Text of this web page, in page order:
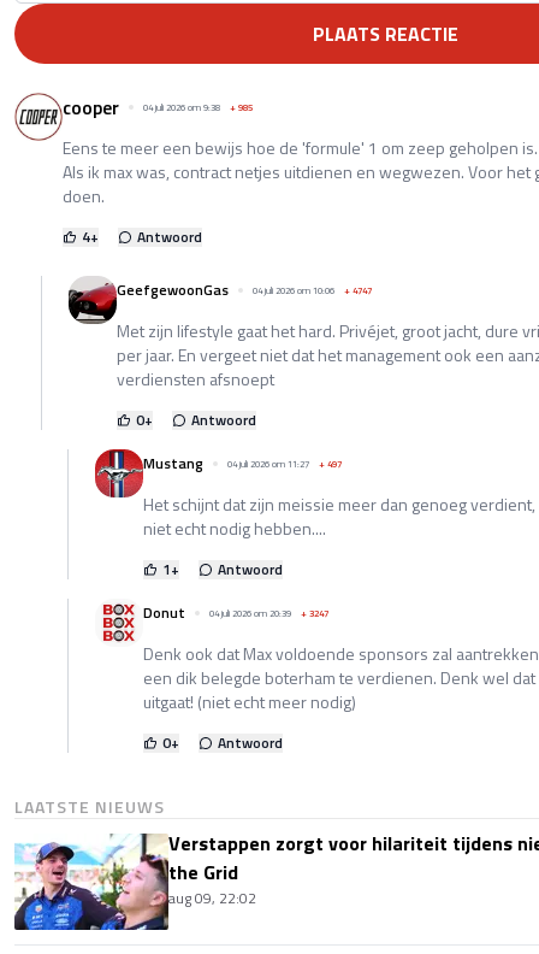
PLAATS REACTIE
cooper 04 juli 2026 om 9:38 +985
Eens te meer een bewijs hoe de 'formule' 1 om zeep geholpen
Als ik max was, contract netjes uitdienen en wegwezen. Voor
doen.
4+ Antwoord
GeefgewoonGas 04 juli 2026 om 10:06 +4747
Met zijn lifestyle gaat het hard. Privéjet, groot jacht, dure
per jaar. En vergeet niet dat het management ook een
verdiensten afsnoept
0+
Antwoord
Mustang
04 juli 2026 om 11:27 +497
Het schijnt dat zijn meissie meer dan genoeg
niet echt nodig hebben....
1+
Antwoord
Donut
04 juli 2026 om 20:39 +3247
Denk ook dat Max voldoende sponsors zal
een dik belegde boterham te verdienen. Denk wel
uitgaat! (niet echt meer nodig)
0+ Antwoord
LAATSTE NIEUWS
Verstappen zorgt voor hilariteit tijdens
the Grid
aug 09, 22:02